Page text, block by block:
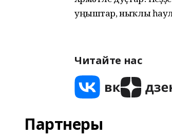
уңыштар, ныҡлы
Читайте нас
Партнеры